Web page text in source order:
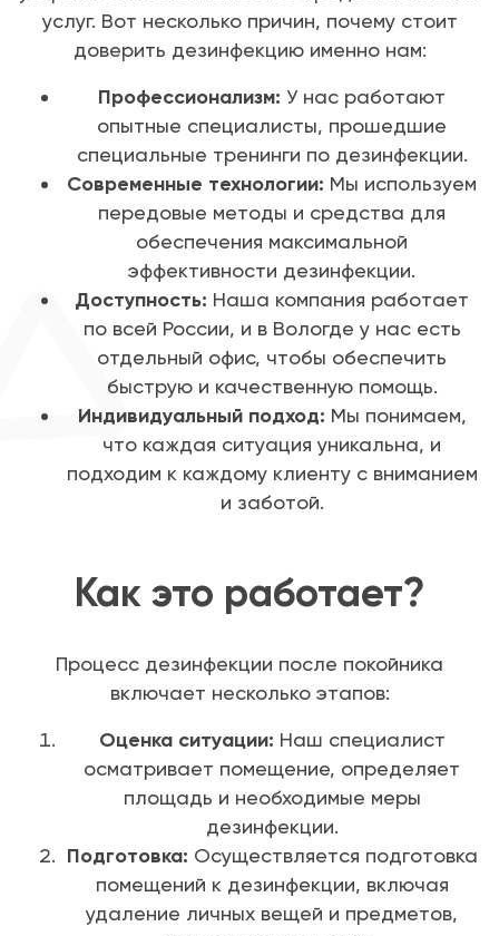
услуг. Вот несколько причин, почему стоит
доверить дезинфекцию именно нам:
Профессионализм: У нас работают
опытные специалисты, прошедшие
специальные тренинги по дезинфекции.
Современные технологии: Мы используем
передовые методы и средства для
обеспечения максимальной
эффективности дезинфекции.
Доступность: Наша компания работает
по всей России, и в Вологде у нас есть
отдельный офис, чтобы обеспечить
быструю и качественную помощь.
Индивидуальный подход: Мы понимаем,
что каждая ситуация уникальна, и
подходим к каждому клиенту с вниманием
и заботой.
Как это работает?
Процесс дезинфекции после покойника
включает несколько этапов:
Оценка ситуации: Наш специалист
осматривает помещение, определяет
площадь и необходимые меры
дезинфекции.
Подготовка: Осуществляется подготовка
помещений к дезинфекции, включая
удаление личных вещей и предметов,